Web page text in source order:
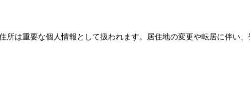
は重要な個人情報として扱われます。居住地の変更や転居に伴い